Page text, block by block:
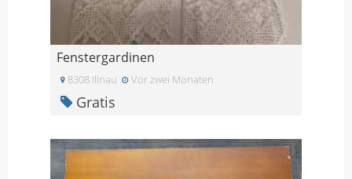
Fenstergardinen
8308 Illnau Vor zwei Monaten
Gratis